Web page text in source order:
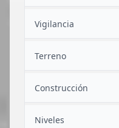
Vigilancia
Terreno
Construcción
Niveles